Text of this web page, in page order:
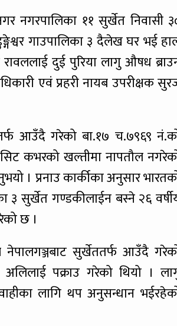
नगरपालिका ११ सुर्खेत निवासी
गाउपालिका ३ दैलेख घर भई
दुई पुरिया लागु औषध
एवं प्रहरी नायब उपरीक्षक
आउँदै गरेको बा.१७ च.७९६९
कभरको खल्तीमा नापतौल
। प्रनाउ कार्कीका अनुसार
३ सुर्खेत गण्डकीलाईन बस्ने २६
छ ।
सुर्खेततर्फ आउँदै
पक्राउ गरेको थियो ।
लागि थप अनुसन्धान